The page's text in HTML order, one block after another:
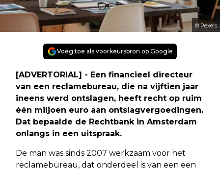
© Pexels
Voeg toe als voorkeursbron op Google
[ADVERTORIAL] - Een financieel directeur
van een reclamebureau, die na vijftien jaar
ineens werd ontslagen, heeft recht op ruim
één miljoen euro aan ontslagvergoedingen.
Dat bepaalde de Rechtbank in Amsterdam
onlangs in een uitspraak.
De man was sinds 2007 werkzaam voor het
reclamebureau, dat onderdeel is van een een